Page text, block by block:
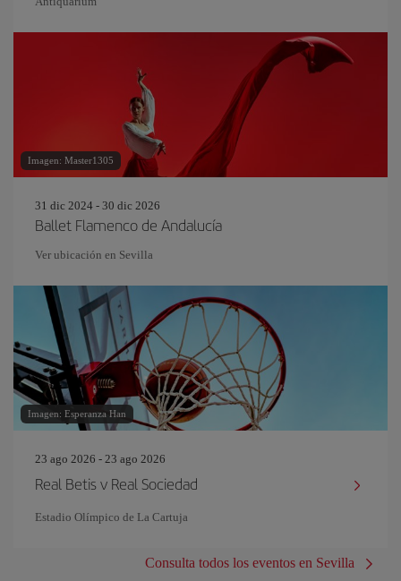
Imagen: Master1305
31 dic 2024 - 30 dic 2026
Ballet Flamenco de Andalucía
Ver ubicación en Sevilla
Imagen: Esperanza Han
23 ago 2026 - 23 ago 2026
Real Betis v Real Sociedad
Estadio Olímpico de La Cartuja
Consulta todos los eventos en Sevilla